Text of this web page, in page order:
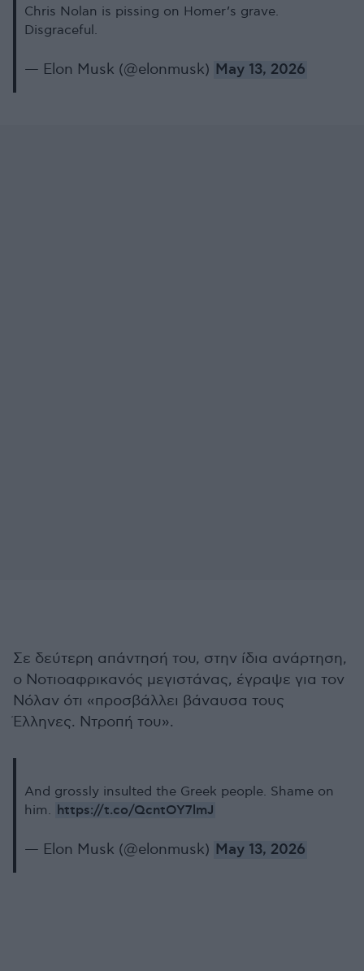
Chris Nolan is pissing on Homer’s grave.
Disgraceful.
— Elon Musk (@elonmusk) May 13, 2026
Σε δεύτερη απάντησή του, στην ίδια ανάρτηση,
ο Νοτιοαφρικανός μεγιστάνας, έγραψε για τον
Νόλαν ότι «προσβάλλει βάναυσα τους
Έλληνες. Ντροπή του».
And grossly insulted the Greek people. Shame on
him. https://t.co/QcntOY7lmJ
— Elon Musk (@elonmusk) May 13, 2026